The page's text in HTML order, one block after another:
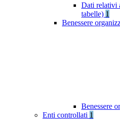
Dati relativi
tabelle) 1
Benessere
Benessere
Enti controllati 1